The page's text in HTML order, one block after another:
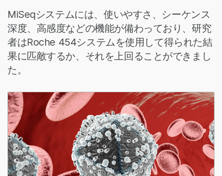
お気に入りの分野を選択
MiSeqシステムには、使いやすさ、シーケンス
深度、高感度などの機能が備わっており、研究
者はRoche 454システムを使用して得られた結
果に匹敵するか、それを上回ることができまし
た。